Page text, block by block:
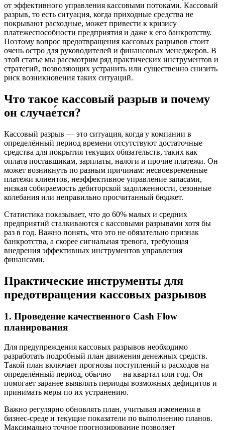
от эффективного управления кассовыми потоками. Кассовый
разрыв, то есть ситуация, когда приходные средства не
покрывают расходные, может привести к кризису
платежеспособности предприятия и даже к его банкротству.
Поэтому вопрос предотвращения кассовых разрывов стоит
очень остро для руководителей и финансовых менеджеров. В
этой статье мы рассмотрим ряд практических инструментов и
стратегий, позволяющих устранить или существенно снизить
риск возникновения таких ситуаций.
Что такое кассовый разрыв и почему
он случае́тся?
Кассовый разрыв — это ситуация, когда у компании в
определённый период времени отсутствуют достаточные
средства для покрытия текущих обязательств, таких как
оплата поставщикам, зарплаты, налоги и прочие платежи. Он
может возникнуть по разным причинам: несвоевременные
платежи клиентов, неэффективное управление запасами,
низкая собираемость дебиторской задолженности, сезонные
колебания или неправильно просчитанный бюджет.
Статистика показывает, что до 60% малых и средних
предприятий сталкиваются с кассовыми разрывами хотя бы
раз в год. Важно понять, что это не обязательно признак
банкротства, а скорее сигнальная тревога, требующая
внедрения эффективных инструментов управления
финансами.
Практические инструменты для
предотвращения кассовых разрывов
1. Проведение качественного Cash Flow
планирования
Для предупреждения кассовых разрывов необходимо
разработать подробный план движения денежных средств.
Такой план включает прогнозы поступлений и расходов на
определённый период, обычно — на квартал или год. Он
помогает заранее выявлять периоды возможных дефицитов и
принимать меры по их устранению.
Важно регулярно обновлять план, учитывая изменения в
бизнес-среде и текущие показатели по выполнению планов.
Максимально точное прогнозирование позволяет